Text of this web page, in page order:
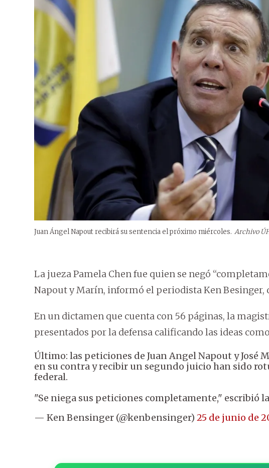
Juan Ángel Napout recibirá su sentencia el próximo miércoles. Archivo
La jueza Pamela Chen fue quien se negó
Napout y Marín, informó el periodista Ken Besinger,
En un dictamen que cuenta con 56 páginas, la
presentados por la defensa calificando las ideas
Último: las peticiones de Juan Angel Napout y José
en su contra y recibir un segundo juicio han sido
federal.
"Se niega sus peticiones completamente," escribió
— Ken Bensinger (@kenbensinger) 25 de junio de